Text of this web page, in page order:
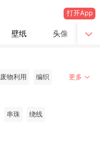
打开App
壁纸 头像
废物利用 编织 更多
串珠 绕线